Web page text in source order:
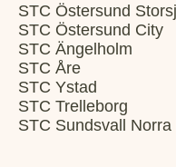
STC Östersund
STC Östersund City
STC Ängelholm
STC Åre
STC Ystad
STC Trelleborg
STC Sundsvall Norra